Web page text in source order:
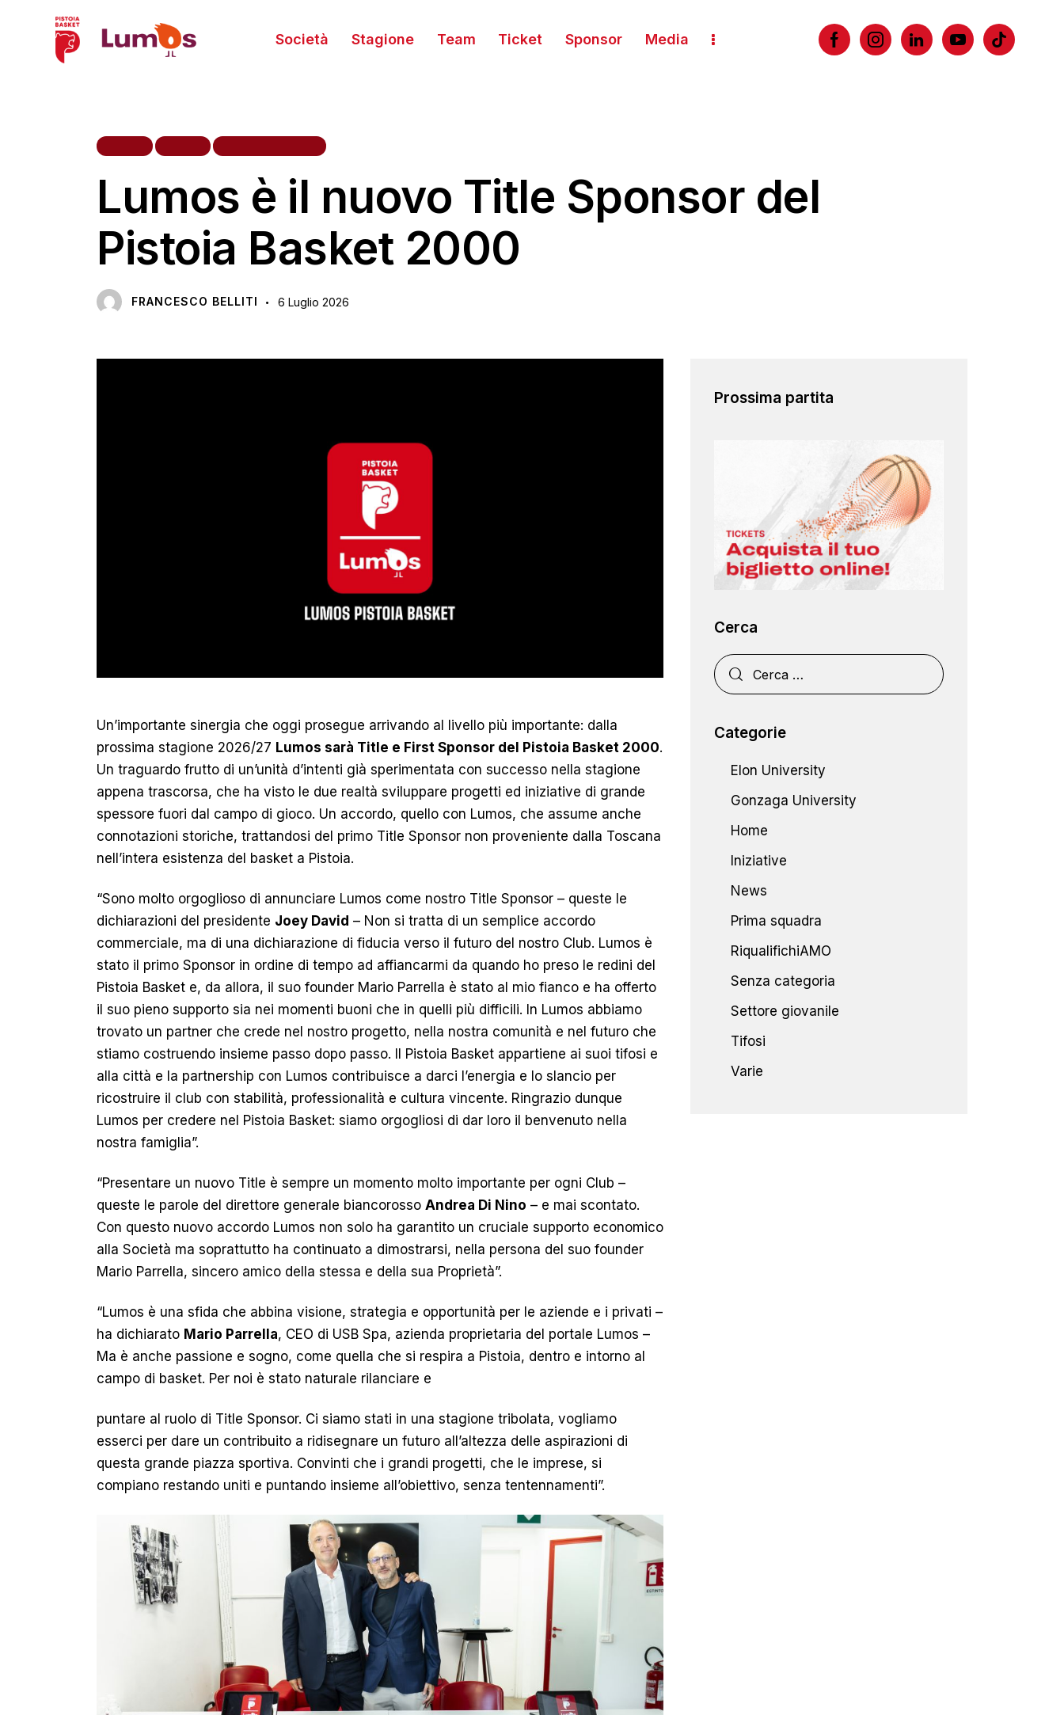
Società Stagione Team Ticket Sponsor Media
Lumos è il nuovo Title Sponsor del
Pistoia Basket 2000
FRANCESCO BELLITI 6 Luglio 2026
Un’importante sinergia che oggi prosegue arrivando al livello più importante: dalla
prossima stagione 2026/27 Lumos sarà Title e First Sponsor del Pistoia Basket 2000.
Un traguardo frutto di un’unità d’intenti già sperimentata con successo nella stagione
appena trascorsa, che ha visto le due realtà sviluppare progetti ed iniziative di grande
spessore fuori dal campo di gioco. Un accordo, quello con Lumos, che assume anche
connotazioni storiche, trattandosi del primo Title Sponsor non proveniente dalla Toscana
nell’intera esistenza del basket a Pistoia.
“Sono molto orgoglioso di annunciare Lumos come nostro Title Sponsor – queste le
dichiarazioni del presidente Joey David – Non si tratta di un semplice accordo
commerciale, ma di una dichiarazione di fiducia verso il futuro del nostro Club. Lumos è
stato il primo Sponsor in ordine di tempo ad affiancarmi da quando ho preso le redini del
Pistoia Basket e, da allora, il suo founder Mario Parrella è stato al mio fianco e ha offerto
il suo pieno supporto sia nei momenti buoni che in quelli più difficili. In Lumos abbiamo
trovato un partner che crede nel nostro progetto, nella nostra comunità e nel futuro che
stiamo costruendo insieme passo dopo passo. Il Pistoia Basket appartiene ai suoi tifosi e
alla città e la partnership con Lumos contribuisce a darci l’energia e lo slancio per
ricostruire il club con stabilità, professionalità e cultura vincente. Ringrazio dunque
Lumos per credere nel Pistoia Basket: siamo orgogliosi di dar loro il benvenuto nella
nostra famiglia”.
“Presentare un nuovo Title è sempre un momento molto importante per ogni Club –
queste le parole del direttore generale biancorosso Andrea Di Nino – e mai scontato.
Con questo nuovo accordo Lumos non solo ha garantito un cruciale supporto economico
alla Società ma soprattutto ha continuato a dimostrarsi, nella persona del suo founder
Mario Parrella, sincero amico della stessa e della sua Proprietà”.
“Lumos è una sfida che abbina visione, strategia e opportunità per le aziende e i privati –
ha dichiarato Mario Parrella, CEO di USB Spa, azienda proprietaria del portale Lumos –
Ma è anche passione e sogno, come quella che si respira a Pistoia, dentro e intorno al
campo di basket. Per noi è stato naturale rilanciare e
puntare al ruolo di Title Sponsor. Ci siamo stati in una stagione tribolata, vogliamo
esserci per dare un contribuito a ridisegnare un futuro all’altezza delle aspirazioni di
questa grande piazza sportiva. Convinti che i grandi progetti, che le imprese, si
compiano restando uniti e puntando insieme all’obiettivo, senza tentennamenti”.
Prossima partita
Cerca
Categorie
Elon University
Gonzaga University
Home
Iniziative
News
Prima squadra
RiqualifichiAMO
Senza categoria
Settore giovanile
Tifosi
Varie